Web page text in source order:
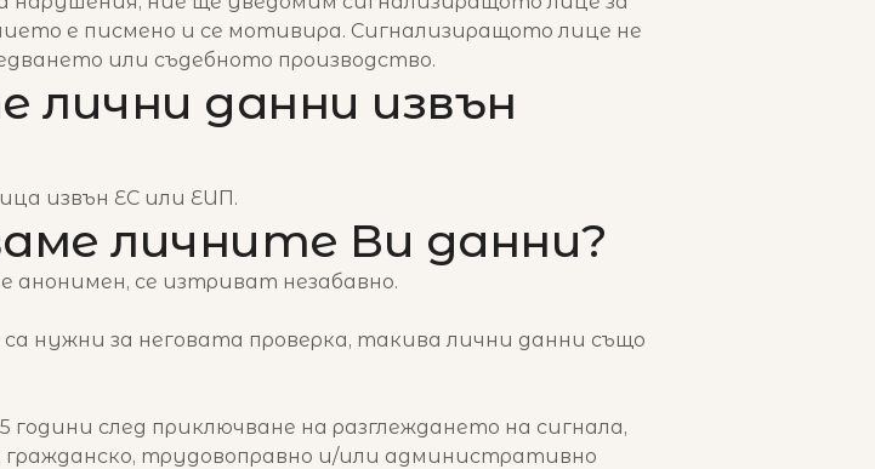
е писмено и се мотивира. Сигнализиращото лице не
или съдебното производство.
лични данни извън
извън ЕС или ЕИП.
личните Ви данни?
анонимен, се изтриват незабавно.
нужни за неговата проверка, такива лични данни също
след приключване на разглеждането на сигнала,
гражданско, трудовоправно и/или административно